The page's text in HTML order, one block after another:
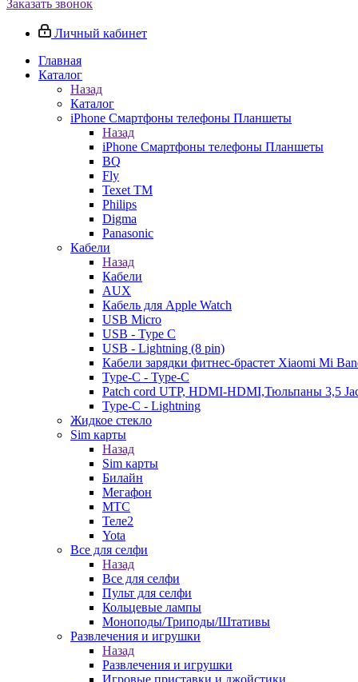
Заказать звонок
Личный кабинет
Главная
Каталог
Назад
Каталог
iPhone Смартфоны телефоны Планшеты
Назад
iPhone Смартфоны телефоны Планшеты
BQ
Fly
Texet TM
Philips
Digma
Panasonic
Кабели
Назад
Кабели
AUX
Кабель для Apple Watch
USB Micro
USB - Type C
USB - Lightning (8 pin)
Кабели зарядки фитнес-брастет Xiaomi Mi
Type-C - Type-C
Patch cord UTP, HDMI-HDMI,Тюльпаны 3,5
Type-C - Lightning
Жидкое стекло
Sim карты
Назад
Sim карты
Билайн
Мегафон
МТС
Теле2
Yota
Все для селфи
Назад
Все для селфи
Пульт для селфи
Кольцевые лампы
Моноподы/Триподы/Штативы
Развлечения и игрушки
Назад
Развлечения и игрушки
Игровые приставки и джойстики